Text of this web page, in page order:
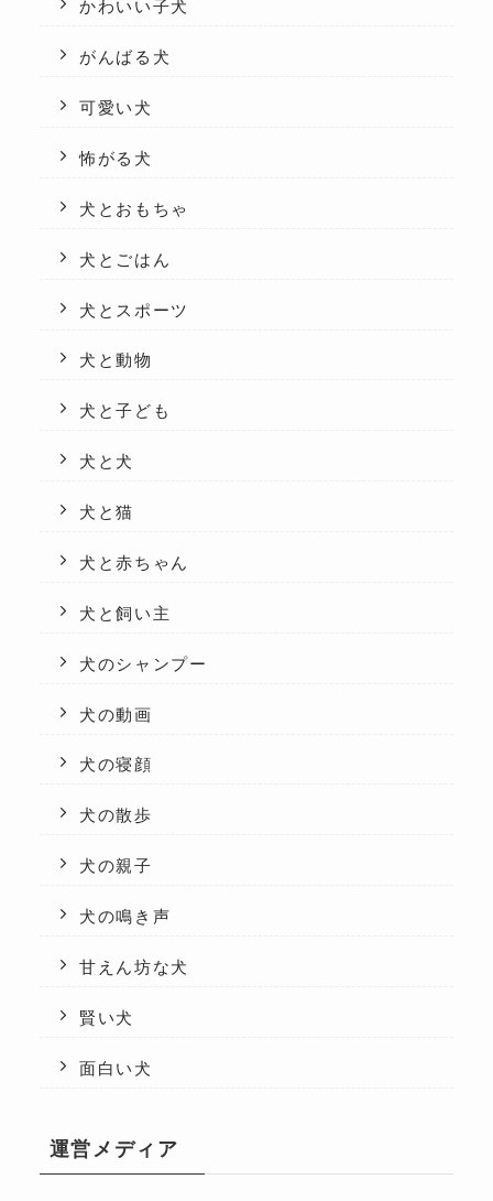
かわいい子犬
がんばる犬
可愛い犬
怖がる犬
犬とおもちゃ
犬とごはん
犬とスポーツ
犬と動物
犬と子ども
犬と犬
犬と猫
犬と赤ちゃん
犬と飼い主
犬のシャンプー
犬の動画
犬の寝顔
犬の散歩
犬の親子
犬の鳴き声
甘えん坊な犬
賢い犬
面白い犬
運営メディア